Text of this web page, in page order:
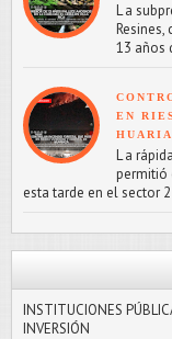
L a
13 años
EN
L a
permitió
esta tarde en el sector
INSTITUCIONES
INVERSIÓN